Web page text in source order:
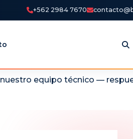
+562 2984 7670
equipo técnico —